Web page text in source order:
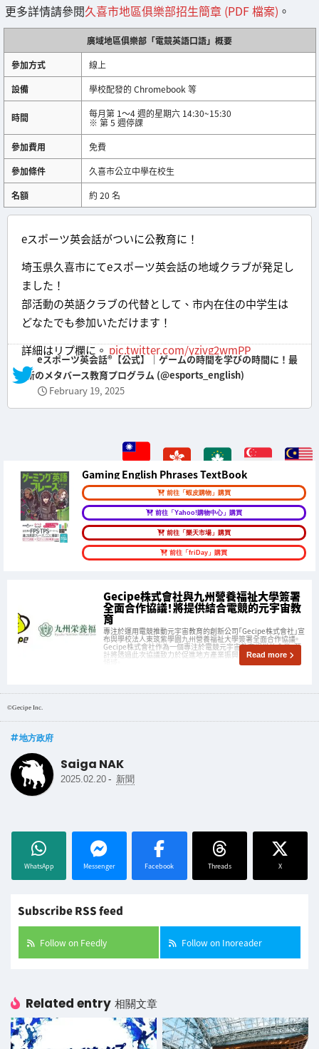
更多詳情請參閱久喜市地區俱樂部招生簡章 (PDF 檔案) 。
廣域地區俱樂部「電競英語口語」概要
參加方式
線上
設備
學校配發的 Chromebook 等
時間 每月第 1～4 週的星期六 14:30~15:30
※ 第 5 週停課
參加費用
免費
參加條件
久喜市公立中學在校生
名額
約 20 名
eスポーツ英会話がついに公教育に！
埼玉県久喜市にてeスポーツ英会話の地域クラブが発足し
ました！
部活動の英語クラブの代替として、市内在住の中学生は
どなたでも参加いただけます！
詳細はリプ欄に。pic.twitter.com/yzivg2wmPP
— eスポーツ英会話®︎【公式】｜ゲームの時間を学びの時間に！最
新のメタバース教育プログラム (@esports_english)
February 19, 2025
Gaming English Phrases TextBook
前往「蝦皮購物」購買
前往「Yahoo!購物中心」購買
前往「樂天市場」購買
前往「friDay」購買
Gecipe株式會社與九州營養福祉大學簽署
全面合作協議！將提供結合電競的元宇宙教
育
專注於運用電競推動元宇宙教育的創新公司「Gecipe株式會社」宣
布與學校法人東筑紫學園九州營養福祉大學簽署全面合作協議。
Gecipe株式會社作為一個專注於電競元宇宙教育提供的企業，預
計將透過此次協議致力於促進地方產業振興、教育與人才培育等
領域。
Read more
©︎Gecipe Inc.
地方政府
Saiga NAK
2025.02.20 - 新聞
WhatsApp Messenger Facebook Threads X
Subscribe RSS feed
Follow on Feedly Follow on Inoreader
Related entry 相關文章